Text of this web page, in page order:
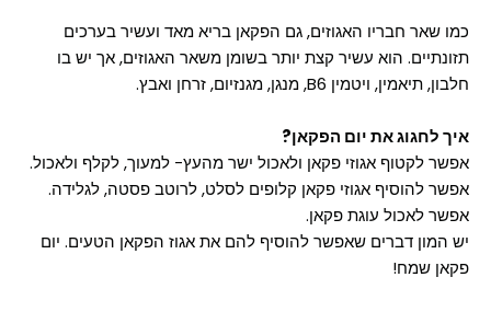
כמו שאר חבריו האגוזים, גם הפקאן בריא מאד ועשיר בערכים
תזונתיים. הוא עשיר קצת יותר בשומן משאר האגוזים, אך יש בו
חלבון, תיאמין, ויטמין B6, מנגן, מגנזיום, זרחן ואבץ.
איך לחגוג את יום הפקאן?
אפשר לקטוף אגוזי פקאן ולאכול ישר מהעץ- למעוך, לקלף ולאכול.
אפשר להוסיף אגוזי פקאן קלופים לסלט, לרוטב פסטה, לגלידה.
אפשר לאכול עוגת פקאן.
יש המון דברים שאפשר להוסיף להם את אגוז הפקאן הטעים. יום
פקאן שמח!